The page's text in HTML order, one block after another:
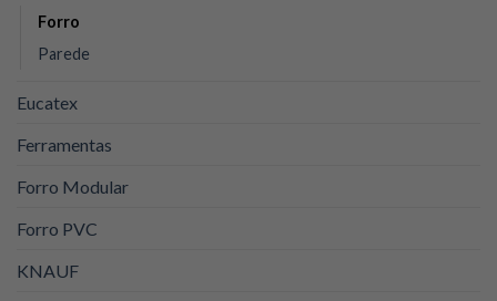
Forro
Parede
Eucatex
Ferramentas
Forro Modular
Forro PVC
KNAUF